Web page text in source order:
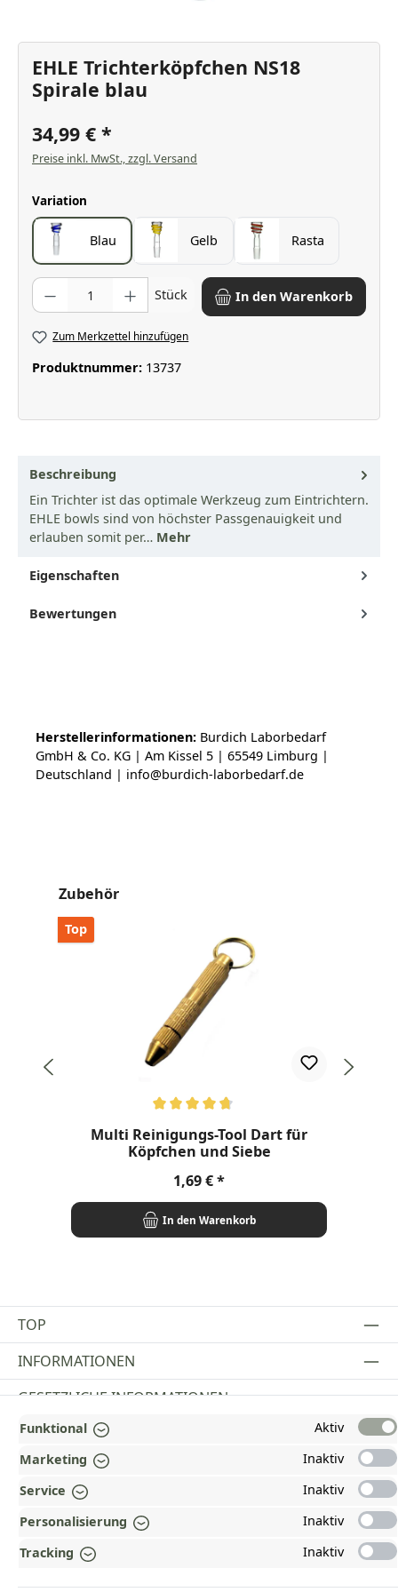
EHLE Trichterköpfchen NS18
Spirale blau
34,99 €
Preise inkl. MwSt., zzgl. Versand
Variation
Blau Gelb Rasta
Produkt Anzahl: Gib den gewünschten Wert ein oder benutze die
Stück In den Warenkorb
Zum Merkzettel hinzufügen
Produktnummer: 13737
Beschreibung
Ein Trichter ist das optimale Werkzeug zum Eintrichtern.
EHLE bowls sind von höchster Passgenauigkeit und
erlauben somit per… Mehr
Eigenschaften
Bewertungen
Herstellerinformationen: Burdich Laborbedarf
GmbH & Co. KG | Am Kissel 5 | 65549 Limburg |
Deutschland | info@burdich-laborbedarf.de
Produktgalerie überspringen
Zubehör
Top
Multi Reinigungs-Tool Dart für
Köpfchen und Siebe
Regulärer Preis:
1,69 €
In den Warenkorb
TOP
INFORMATIONEN
GESETZLICHE INFORMATIONEN
ZAHLUNGS- UND VERSANDARTEN
AUSGEZEICHNET UND ZERTIFIZIERT!
UNSERE COMMUNITIES
Funktional
Aktiv
Marketing
Inaktiv
Service
Inaktiv
Personalisierung
Inaktiv
Tracking
Inaktiv